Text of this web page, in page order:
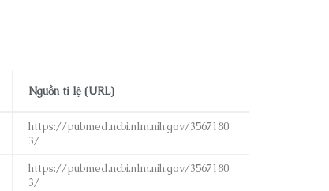
Nguồn tỉ lệ (URL)
https://pubmed.ncbi.nlm.nih.gov/3567180
3/
https://pubmed.ncbi.nlm.nih.gov/3567180
3/